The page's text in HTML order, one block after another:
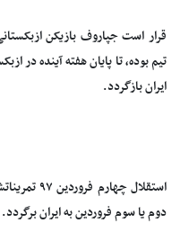
قرار است جپاروف بازیکن
تیم بوده، تا پایان هفته آینده در
ایران بازگردد.
استقلال
دوم یا سوم فروردین به ایران برگردد.